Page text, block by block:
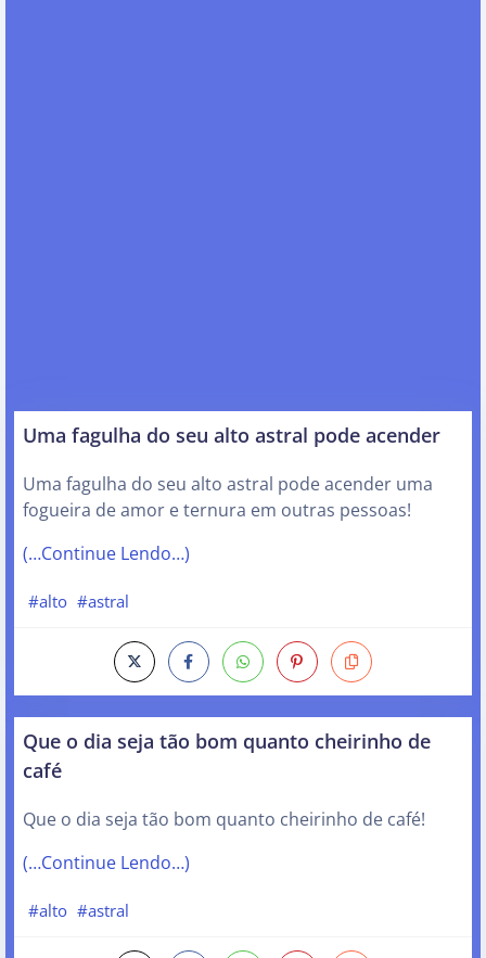
Uma fagulha do seu alto astral pode acender
Uma fagulha do seu alto astral pode acender uma
fogueira de amor e ternura em outras pessoas!
(…Continue Lendo…)
#alto #astral
Que o dia seja tão bom quanto cheirinho de
café
Que o dia seja tão bom quanto cheirinho de café!
(…Continue Lendo…)
#alto #astral